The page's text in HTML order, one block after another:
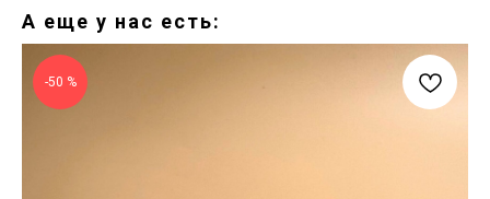
А еще у нас есть:
-50 %